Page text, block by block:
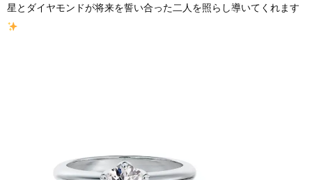
星とダイヤモンドが将来を誓い合った二人を照らし導いてくれます